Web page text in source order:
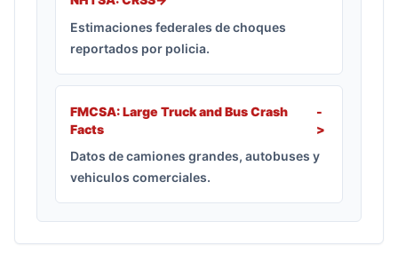
Estimaciones federales de choques
reportados por policia.
FMCSA: Large Truck and Bus Crash
Facts
-
>
Datos de camiones grandes, autobuses y
vehiculos comerciales.